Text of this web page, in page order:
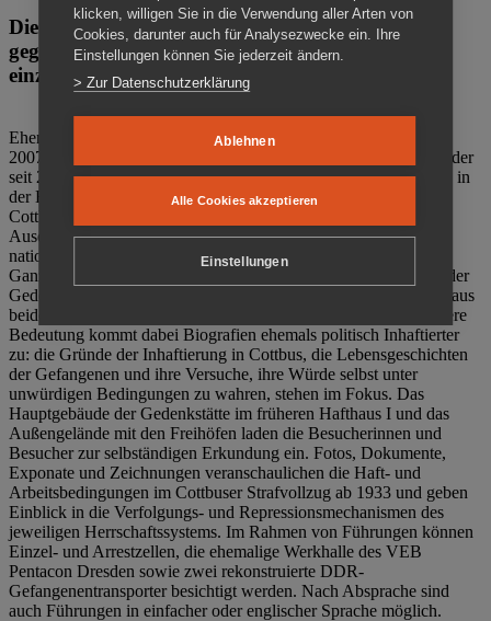
Die Gedenkstätte Zuchthaus Cottbus ist ein Ort
gegen das Vergessen. Anschaulich, nah und
einzigartig.
Ehemalige politische Häftlinge der DDR gründeten im Oktober
2007 den Verein Menschenrechtszentrum Cottbus e. V. (MRZ), der
seit 2011 Eigentümer des ehemaligen Gefängnisses (1860-2002) in
der Bautzener Straße und Träger der Gedenkstätte Zuchthaus
Cottbus ist. Im Zentrum der Arbeit der Gedenkstätte steht die
Auseinandersetzung mit politischem Unrecht während der
nationalsozialistischen Terrorherrschaft und der SED-Diktatur.
Ganzjährig zeigen mehrere Dauer- und Sonderausstellungen in der
Gedenkstätte Zuchthaus Cottbus Beispiele politischen Unrechts aus
beiden deutschen Diktaturen des 20. Jahrhunderts. Eine besondere
Bedeutung kommt dabei Biografien ehemals politisch Inhaftierter
zu: die Gründe der Inhaftierung in Cottbus, die Lebensgeschichten
der Gefangenen und ihre Versuche, ihre Würde selbst unter
unwürdigen Bedingungen zu wahren, stehen im Fokus. Das
Hauptgebäude der Gedenkstätte im früheren Hafthaus I und das
Außengelände mit den Freihöfen laden die Besucherinnen und
Besucher zur selbständigen Erkundung ein. Fotos, Dokumente,
Exponate und Zeichnungen veranschaulichen die Haft- und
Arbeitsbedingungen im Cottbuser Strafvollzug ab 1933 und geben
Einblick in die Verfolgungs- und Repressionsmechanismen des
jeweiligen Herrschaftssystems. Im Rahmen von Führungen können
Einzel- und Arrestzellen, die ehemalige Werkhalle des VEB
Pentacon Dresden sowie zwei rekonstruierte DDR-
Gefangenentransporter besichtigt werden. Nach Absprache sind
auch Führungen in einfacher oder englischer Sprache möglich.
klicken, willigen Sie in die Verwendung aller Arten von
Cookies, darunter auch für Analysezwecke ein. Ihre
Einstellungen können Sie jederzeit ändern.
> Zur Datenschutzerklärung
Ablehnen
Alle Cookies akzeptieren
Einstellungen